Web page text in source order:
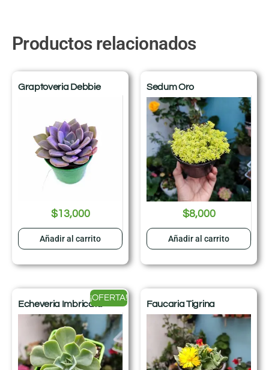
Productos relacionados
Graptoveria Debbie
$13,000
Añadir al carrito
Sedum Oro
$8,000
Añadir al carrito
Echeveria Imbricata
¡OFERTA!
Faucaria Tigrina